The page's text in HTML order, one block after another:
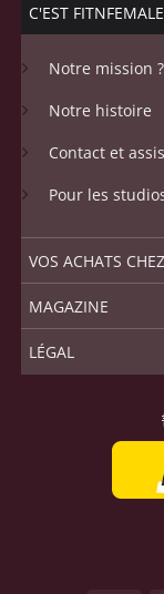
C'EST
Notre mission ?
Notre histoire
Contact et
Pour les
VOS ACHATS
MAGAZINE
LÉGAL